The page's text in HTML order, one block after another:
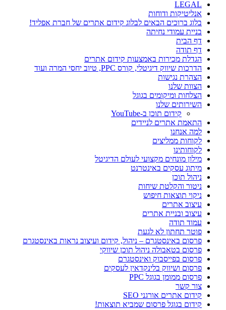
LEGAL
אנליטיקות ודוחות
בלוג ברוכים הבאים לבלוג קידום אתרים של חברת אפליד!
בניית עמודי נחיתה
דף הבית
דף תודה
הגדלת מכירות באמצעות קידום אתרים
הדרכות שיווק דיגיטלי, קורס PPC, טיוב יחסי המרה ועוד
הצהרת נגישות
הצוות שלנו
הצלחות ומיקומים בגוגל
השירותים שלנו
קידום תוכן ב-YouTube
התאמת אתרים לניידים
למה אנחנו
לקוחות ממליצים
לקוחותינו
מילון מונחים מקצועי לעולם הדיגיטל
מיתוג עסקים באינטרנט
ניהול תוכן
ניטור והקלטת שיחות
ניקוי תוצאות חיפוש
עיצוב אתרים
עיצוב ובניית אתרים
עמוד תודה
פוטר תחתון לא לגעת
פרסום באינסטגרם – ניהול, קידום ועיצוב נראות באינסטגרם
פרסום בטאבולה ניהול תוכן שיווקי
פרסום בפייסבוק ואינסטגרם
פרסום ושיווק בלינקדאין לעסקים
פרסום ממומן בגוגל PPC
צור קשר
קידום אתרים אורגני SEO
קידום בגוגל פרסום שמביא תוצאות!